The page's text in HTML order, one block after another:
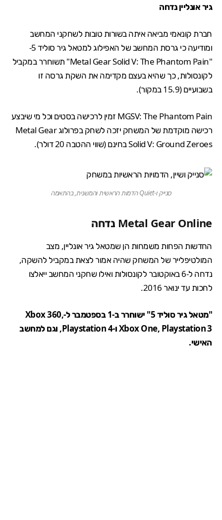
גיר אונליין נדחה
חברת קונאמי מביאה איתה בשורות טובות לשחקני המחשב
ומודיעה כי גרסת המחשב של האפילוג למטאל גיר סוליד 5-
"
Metal Gear Solid V: The Phantom Pain" תשוחרר במקביל
לקונסולות, כך שהיא בעצם מקדימה את השקת גרסה זו
בשבועיים (15.9 במקור).
MGSV: The Phantom Pain זמין לרכישהבסטים וכל מי שיבצע
רכישה מוקדמת של המשחק יזכה לשחק בפרולוגMetal Gear
Solid V: Ground Zeroesבחינם (שווי ההטבה 20 דולר ).
סנייק ו-Quiet הדמות הראשית והמשנית, בהתאמה
Metal Gear Online נדחה
החדשות הפחות משמחות הן שמטאל גיר אונליין, מצב
המולטיפלייר של המשחק שהיה אמור לצאת במקביל להשקה,
נדחה ל-6 באוקטובר לקונסולות ואילו שחקני המחשב ייאלצו
לחכות עד ינואר 2016.
"מטאל גיר סוליד 5" ישוחרר ב-1 בספטמבר ל-Xbox 360,
Xbox One, Playstation 3 ו-Playstation 4, וגם למחשב
האישי.